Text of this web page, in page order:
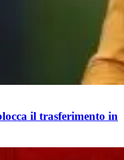
il trasferimento in